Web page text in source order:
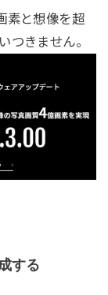
素と想像を超
つきません。
する